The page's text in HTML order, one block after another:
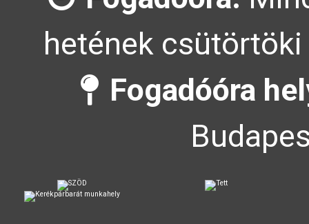
hetének csütörtöki
Fogadóóra